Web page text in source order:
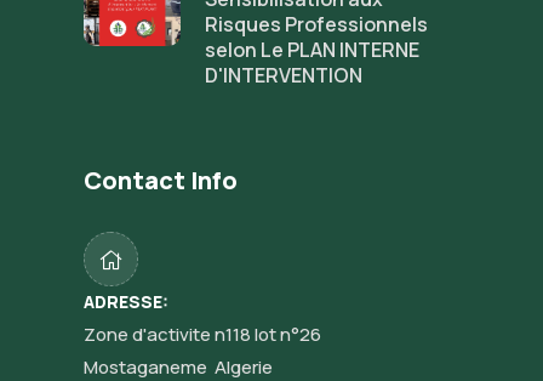
Risques Professionnels
selon Le PLAN INTERNE
D'INTERVENTION
Contact Info
ADRESSE:
Zone d'activite n118 lot n°26
Mostaganeme Algerie